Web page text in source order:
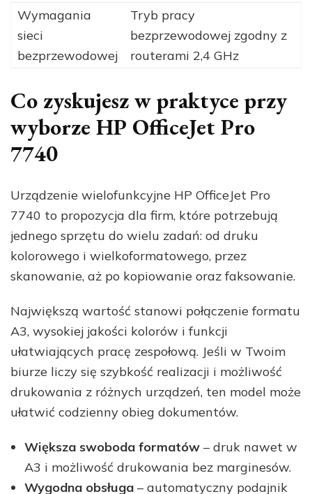
Wymagania
sieci
bezprzewodowej
Tryb pracy
bezprzewodowej zgodny z
routerami 2,4 GHz
Co zyskujesz w praktyce przy
wyborze HP OfficeJet Pro
7740
Urządzenie wielofunkcyjne HP OfficeJet Pro
7740 to propozycja dla firm, które potrzebują
jednego sprzętu do wielu zadań: od druku
kolorowego i wielkoformatowego, przez
skanowanie, aż po kopiowanie oraz faksowanie.
Największą wartość stanowi połączenie formatu
A3, wysokiej jakości kolorów i funkcji
ułatwiających pracę zespołową. Jeśli w Twoim
biurze liczy się szybkość realizacji i możliwość
drukowania z różnych urządzeń, ten model może
ułatwić codzienny obieg dokumentów.
Większa swoboda formatów – druk nawet w
A3 i możliwość drukowania bez marginesów.
Wygodna obsługa – automatyczny podajnik